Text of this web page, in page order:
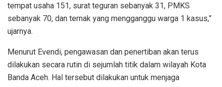
tempat usaha 151, surat teguran sebanyak 31, PMKS
sebanyak 70, dan ternak yang mengganggu warga 1 kasus,”
ujarnya.
Menurut Evendi, pengawasan dan penertiban akan terus
dilakukan secara rutin di sejumlah titik dalam wilayah Kota
Banda Aceh. Hal tersebut dilakukan untuk menjaga